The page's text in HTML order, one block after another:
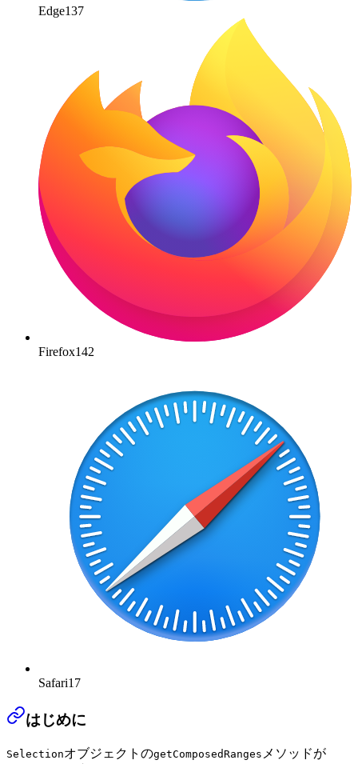
Edge137
Firefox142
Safari17
はじめに
SelectionオブジェクトのgetComposedRanges メソッドが